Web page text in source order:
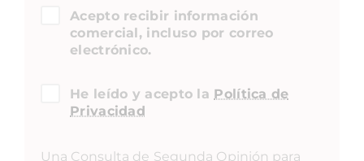
Acepto recibir información
comercial, incluso por correo
electrónico.
He leído y acepto la Política de
Privacidad
Una Consulta de Segunda Opinión para